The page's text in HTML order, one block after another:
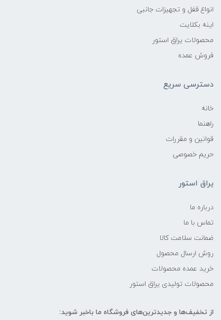
انواع قفل و تجهیزات جانبی
اینه بکلایت
محصولات یراق استور
فروش عمده
دسترسی سریع
خانه
راهنما
قوانین و مقررات
حریم خصوصی
یراق استور
درباره ما
تماس با ما
ضمانت سلامت کالا
روش ارسال محصول
خرید عمده محصولات
محصولات تولیدی یراق استور
از تخفیف‌ها و جدیدترین‌های فروشگاه ما باخبر شوید: